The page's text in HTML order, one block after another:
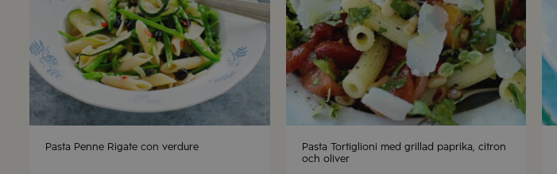
Pasta Penne Rigate con verdure
Pasta Tortiglioni med grillad paprika, citron
och oliver